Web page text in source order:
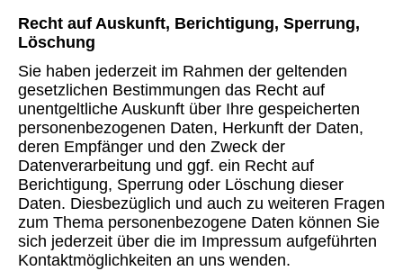
Recht auf Auskunft, Berichtigung, Sperrung,
Löschung
Sie haben jederzeit im Rahmen der geltenden
gesetzlichen Bestimmungen das Recht auf
unentgeltliche Auskunft über Ihre gespeicherten
personenbezogenen Daten, Herkunft der Daten,
deren Empfänger und den Zweck der
Datenverarbeitung und ggf. ein Recht auf
Berichtigung, Sperrung oder Löschung dieser
Daten. Diesbezüglich und auch zu weiteren Fragen
zum Thema personenbezogene Daten können Sie
sich jederzeit über die im Impressum aufgeführten
Kontaktmöglichkeiten an uns wenden.